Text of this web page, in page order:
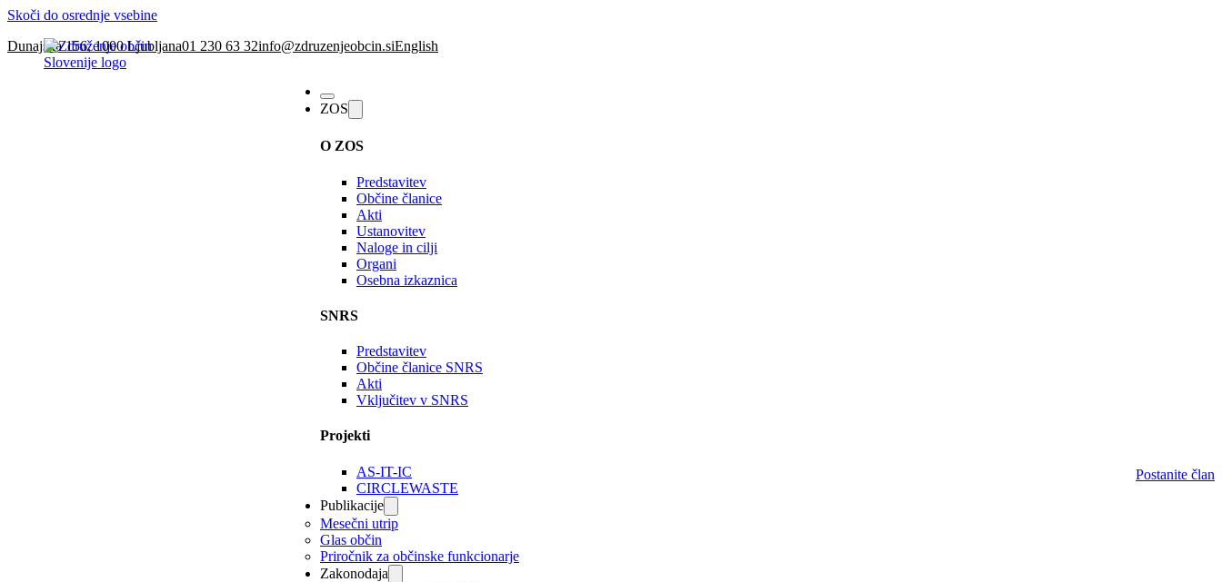
Skoči do osrednje vsebine
Dunajska 156, 1000 Ljubljana01 230 63 32info@zdruzenjeobcin.siEnglish
ZOS
O ZOS
Predstavitev
Občine članice
Akti
Ustanovitev
Naloge in cilji
Organi
Osebna izkaznica
SNRS
Predstavitev
Občine članice SNRS
Akti
Vključitev v SNRS
Projekti
AS-IT-IC
CIRCLEWASTE
Publikacije
Mesečni utrip
Glas občin
Priročnik za občinske funkcionarje
Zakonodaja
Postanite član